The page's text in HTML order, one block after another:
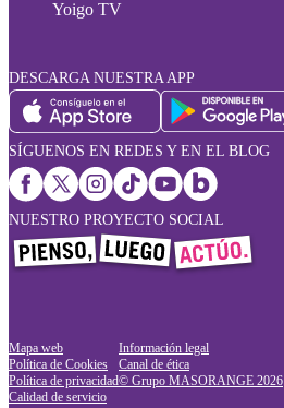
Yoigo TV
DESCARGA NUESTRA APP
SÍGUENOS EN REDES Y EN EL BLOG
NUESTRO PROYECTO SOCIAL
Mapa web
Política de Cookies
Política de privacidad
Calidad de servicio
Información legal
Canal de ética
© Grupo MASORANGE 2026